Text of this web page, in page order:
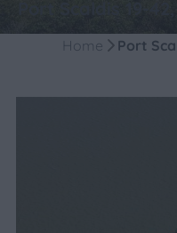
Home Port